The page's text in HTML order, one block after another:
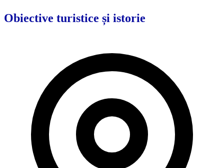
Obiective turistice și istorie